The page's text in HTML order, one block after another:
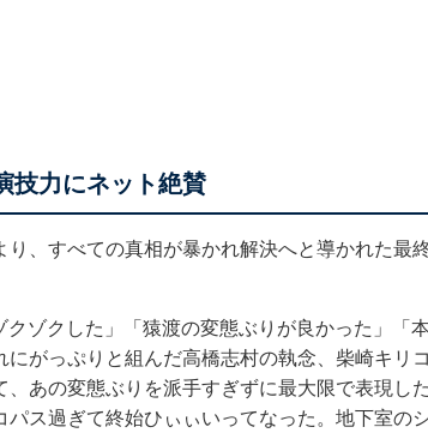
技力にネット絶賛
、すべての真相が暴かれ解決へと導かれた最終
ゾクした」「猿渡の変態ぶりが良かった」「
がっぷりと組んだ高橋志村の執念、柴崎キリ
あの変態ぶりを派手すぎずに最大限で表現し
ス過ぎて終始ひぃぃいってなった。地下室の